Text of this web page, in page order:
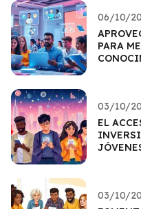
06/10/
PARA
03/10/
EL
03/10/